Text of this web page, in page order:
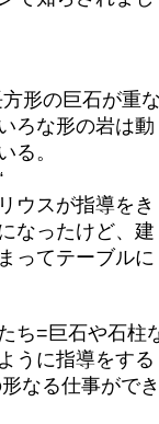
形の巨石が重
ろな形の岩は動
る。
ウスが指導をき
なったけど、建
ってテーブルに
ち=巨石や石柱
うに指導をする
なる仕事ができ